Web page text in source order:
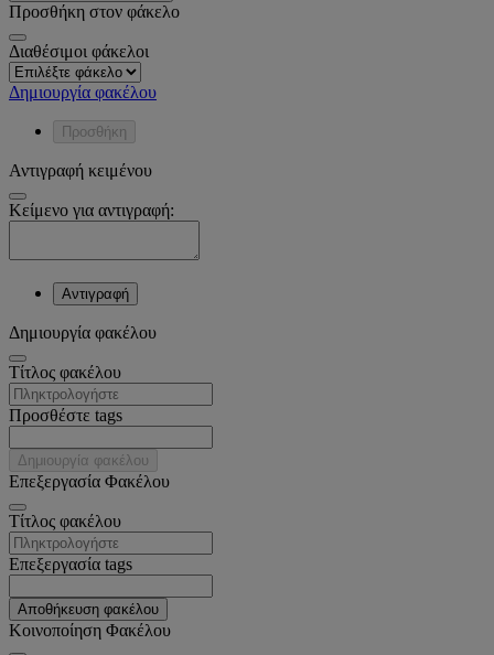
Προσθήκη στον φάκελο
Διαθέσιμοι φάκελοι
Δημιουργία φακέλου
Προσθήκη
Αντιγραφή κειμένου
Κείμενο για αντιγραφή:
Αντιγραφή
Δημιουργία φακέλου
Tίτλος φακέλου
Προσθέστε tags
Δημιουργία φακέλου
Επεξεργασία Φακέλου
Tίτλος φακέλου
Επεξεργασία tags
Αποθήκευση φακέλου
Κοινοποίηση Φακέλου